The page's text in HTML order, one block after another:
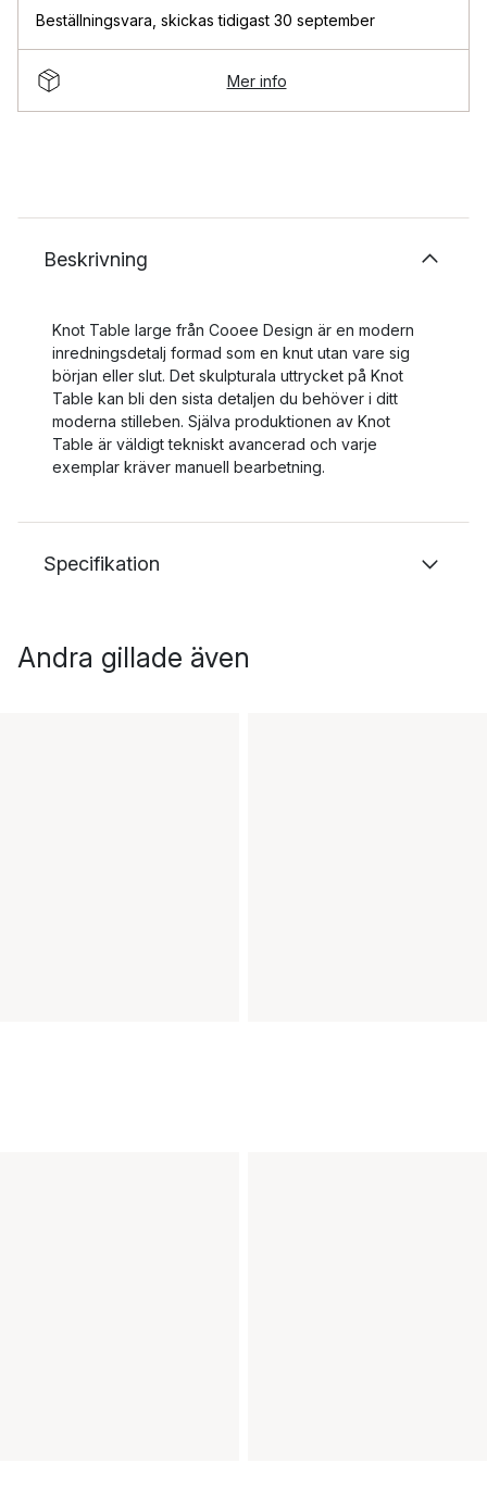
Beställningsvara skickas tidigast 30 september
Mer info
Beskrivning
Knot Table large från Cooee Design är en modern
inredningsdetalj formad som en knut utan vare sig
början eller slut. Det skulpturala uttrycket på Knot
Table kan bli den sista detaljen du behöver i ditt
moderna stilleben. Själva produktionen av Knot
Table är väldigt tekniskt avancerad och varje
exemplar kräver manuell bearbetning.
Specifikation
Andra gillade även